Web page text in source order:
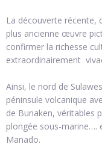
La découverte récente,
plus ancienne œuvre
confirmer la richesse
extraordinairement
Ainsi, le nord de
péninsule volcanique
de Bunaken, véritables
plongée sous-marine….
Manado.